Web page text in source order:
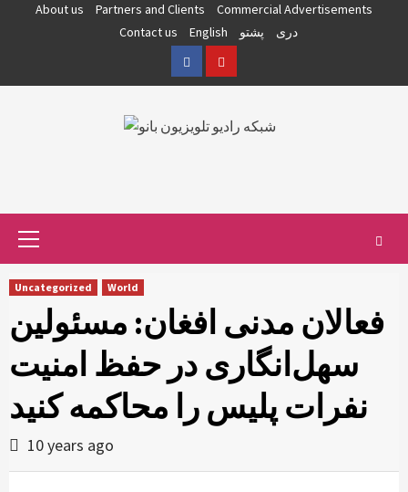
About us Partners and Clients
Commercial Advertisements
Contact us
English پشتو
دری
FacebookYouTube
Uncategorized World
فعالان مدنی افغان: مسئولین
سهل‌انگاری در حفظ امنیت
نفرات پلیس را محاکمه کنید
10 years ago